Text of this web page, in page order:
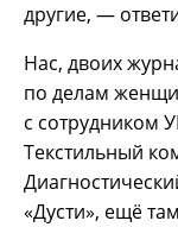
другие, —
Нас, двоих
по делам
с сотрудником
Текстильный
«Дусти», ещё